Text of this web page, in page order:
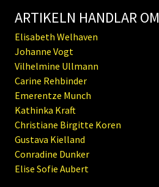
ARTIKELN HANDLAR OM
Elisabeth Welhaven
Johanne Vogt
Vilhelmine Ullmann
Carine Rehbinder
Emerentze Munch
Kathinka Kraft
Christiane Birgitte Koren
Gustava Kielland
Conradine Dunker
Elise Sofie Aubert